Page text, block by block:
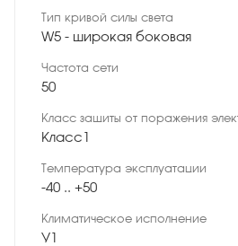
Тип кривой силы света
W5 - широкая боковая
Частота сети
50
Класс защиты от поражения
Класс1
Температура эксплуатации
-40 .. +50
Климатическое исполнение
У1